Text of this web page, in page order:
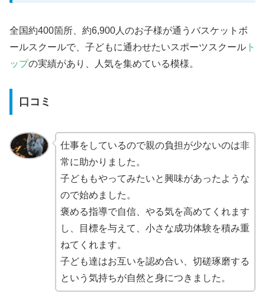
全国約400箇所、約6,900人のお子様が通うバスケットボ
ールスクールで、子どもに通わせたいスポーツスクール ト
ップの実績があり、人気を集めている模様。
口コミ
仕事をしているので親の負担が少ないのは非
常に助かりました。
子どももやってみたいと興味があったような
ので始めました。
褒める指導で自信、やる気を高めてくれます
し、目標を与えて、小さな成功体験を積み重
ねてくれます。
子ども達はお互いを認め合い、切磋琢磨する
という気持ちが自然と身につきました。